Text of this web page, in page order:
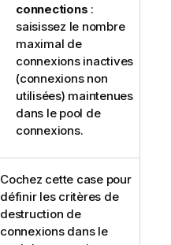
connections :
saisissez le nombre
maximal de
connexions inactives
(connexions non
utilisées) maintenues
dans le pool de
connexions.
Cochez cette case pour
définir les critères de
destruction de
connexions dans le